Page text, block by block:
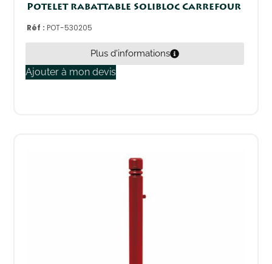
Potelet rabattable Solibloc Carrefour
Réf :POT-530205
Plus d'informations
Ajouter à mon devis